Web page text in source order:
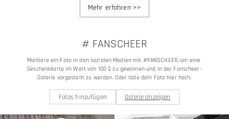
Mehr erfahren>>
# FANSCHEER
Markiere ein Foto in den sozialen Medien mit #FANSCHEER, um eine
Geschenkkarte im Wert von 100 $ zu gewinnen und in der Fanscheer-
Galerie vorgestellt zu werden. Oder lade dein Foto hier hoch.
Fotos hinzufügen Galerie anzeigen